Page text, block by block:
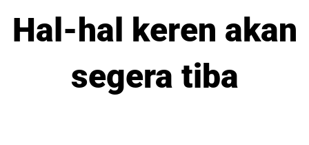
Hal-hal keren akan
segera tiba